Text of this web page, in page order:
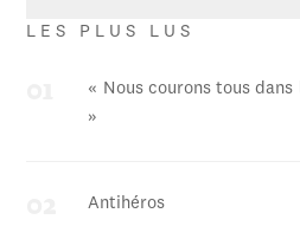
LES PLUS LUS
« Nous courons tous
»
Antihéros